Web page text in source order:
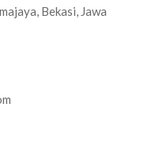
Bekasi, Jawa